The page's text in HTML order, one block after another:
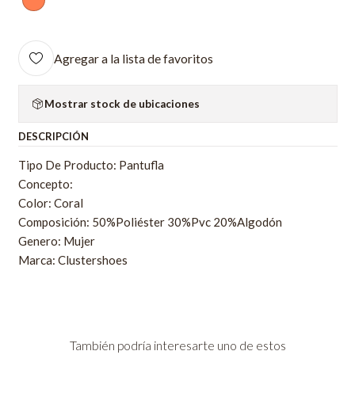
Agregar a la lista de favoritos
Mostrar stock de ubicaciones
DESCRIPCIÓN
Tipo De Producto: Pantufla
Concepto:
Color: Coral
Composición: 50%Poliéster 30%Pvc 20%Algodón
Genero: Mujer
Marca: Clustershoes
También podría interesarte uno de estos